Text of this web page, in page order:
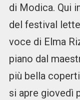
di Modica. Qui
del festival
voce di Elma
piano dal
più bella
si apre giovedì